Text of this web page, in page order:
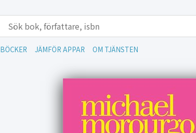
BÖCKER JÄMFÖR APPAR OM TJÄNSTEN